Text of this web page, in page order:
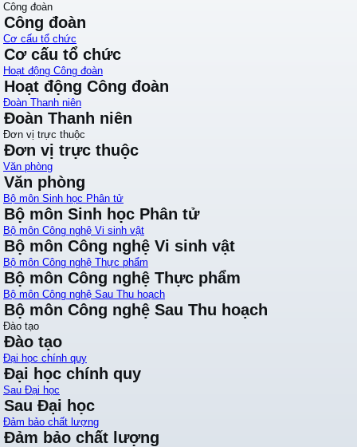
Công đoàn
Công đoàn
Cơ cấu tổ chức
Cơ cấu tổ chức
Hoạt động Công đoàn
Hoạt động Công đoàn
Đoàn Thanh niên
Đoàn Thanh niên
Đơn vị trực thuộc
Đơn vị trực thuộc
Văn phòng
Văn phòng
Bộ môn Sinh học Phân tử
Bộ môn Sinh học Phân tử
Bộ môn Công nghệ Vi sinh vật
Bộ môn Công nghệ Vi sinh vật
Bộ môn Công nghệ Thực phẩm
Bộ môn Công nghệ Thực phẩm
Bộ môn Công nghệ Sau Thu hoạch
Bộ môn Công nghệ Sau Thu hoạch
Đào tạo
Đào tạo
Đại học chính quy
Đại học chính quy
Sau Đại học
Sau Đại học
Đảm bảo chất lượng
Đảm bảo chất lượng